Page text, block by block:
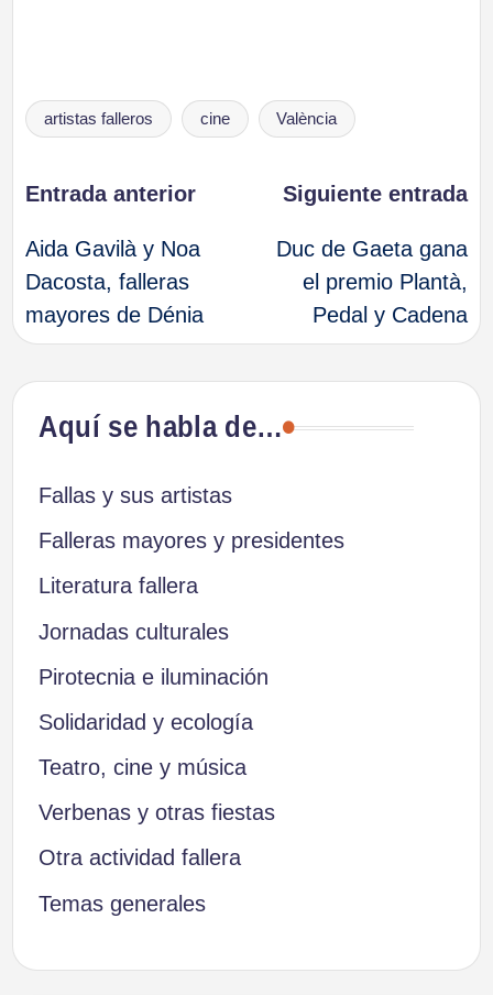
Etiquetas:
artistas falleros cine València
Navegación
de
entradas
Entrada anterior
Aida Gavilà y Noa
Dacosta, falleras
mayores de Dénia
Siguiente entrada
Duc de Gaeta gana
el premio Plantà,
Pedal y Cadena
Aquí se habla de…
Fallas y sus artistas
Falleras mayores y presidentes
Literatura fallera
Jornadas culturales
Pirotecnia e iluminación
Solidaridad y ecología
Teatro, cine y música
Verbenas y otras fiestas
Otra actividad fallera
Temas generales